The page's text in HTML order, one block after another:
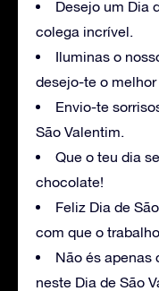
Desejo um Dia
colega incrível.
Iluminas o
desejo-te o
Envio-te
São Valentim.
Que o teu dia
chocolate!
Feliz Dia de
com que o
Não és apenas
neste Dia de São